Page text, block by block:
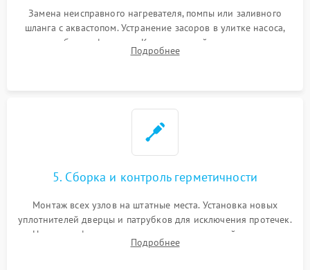
Замена неисправного нагревателя, помпы или заливного
шланга с аквастопом. Устранение засоров в улитке насоса,
патрубках и фильтрах. Компонентный ремонт платы
управления, восстановление поврежденной проводки.
Подробнее
5. Сборка и контроль герметичности
Монтаж всех узлов на штатные места. Установка новых
уплотнителей дверцы и патрубков для исключения протечек.
Надежная фиксация хомутов гидравлической системы,
сборка корпуса и установка датчика поплавка.
Подробнее